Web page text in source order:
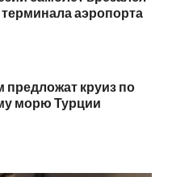
терминала аэропорта
предложат круиз по
морю Турции